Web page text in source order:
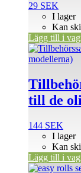
29 SEK
I lager
Kan
Lägg till i
till de
144 SEK
I lager
Kan
Lägg till i